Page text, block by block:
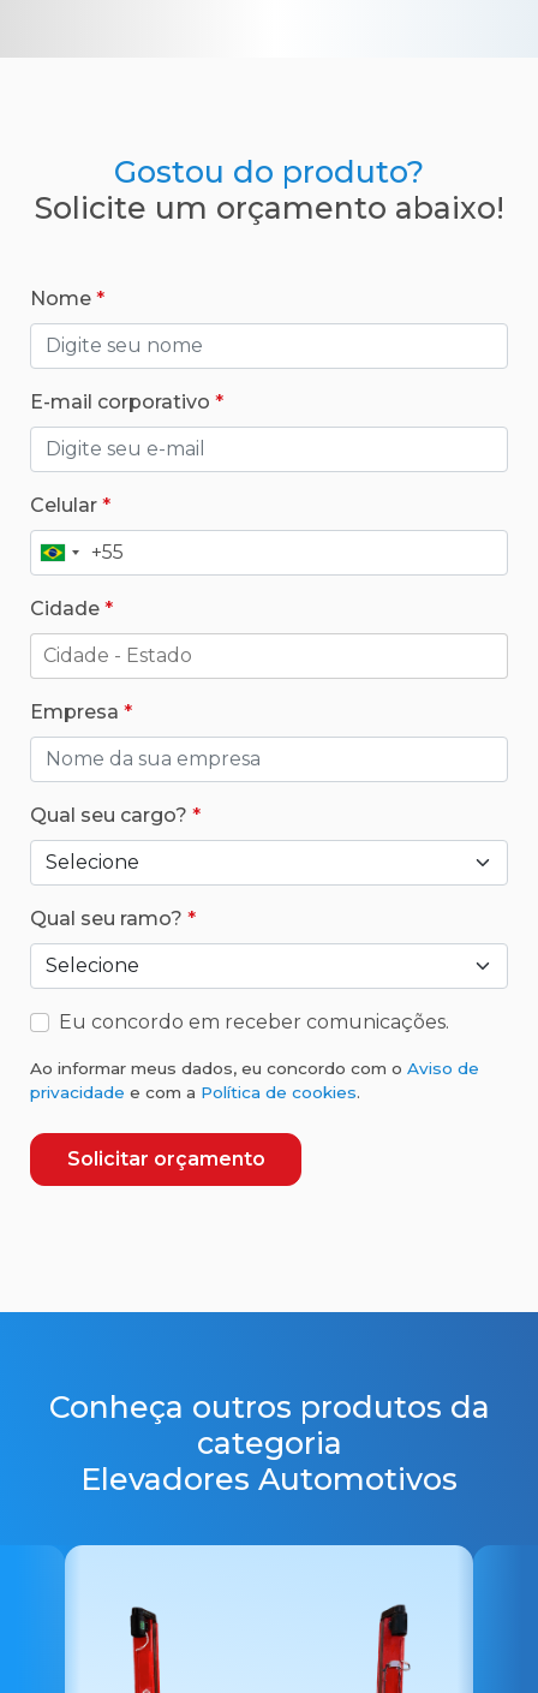
Gostou do produto?
Solicite um orçamento abaixo!
Nome
E-mail corporativo
Celular
Brasil+55
Cidade
Empresa
Qual seu cargo?
Qual seu ramo?
Eu concordo em receber comunicações.
Ao informar meus dados, eu concordo com o Aviso de
privacidade e com a Política de cookies.
Solicitar orçamento
Conheça outros produtos da
categoria
Elevadores Automotivos